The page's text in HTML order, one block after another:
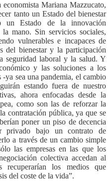
Mariana Mazzucato,
tanto un Estado del bienestar
un Estado de la innovación
mano. Sin servicios sociales,
vulnerables e incapaces de
del bienestar y la participación
seguridad laboral y la salud. Y
y las soluciones a los
-ya sea una pandemia, el cambio
estando fuera de nuestro
ahora enfocadas desde la
como son las de reforzar la
contratación pública, ya que se
poner un piso de decencia
privado bajo un contrato de
a través de un cambio simple
las empresas en las que los
colectiva accedan al
recuperarían los medios que
del coste de la vida”.